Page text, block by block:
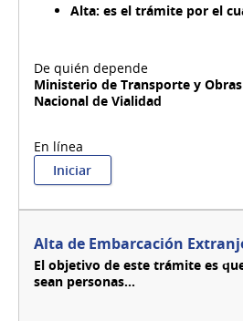
Alta: es el trámite por el
Ministerio de Transporte y
Nacional de Vialidad
Iniciar:
Alta
ampliación
o
baja
de
Alta de Embarcación
El objetivo de este trámite es
sean personas...